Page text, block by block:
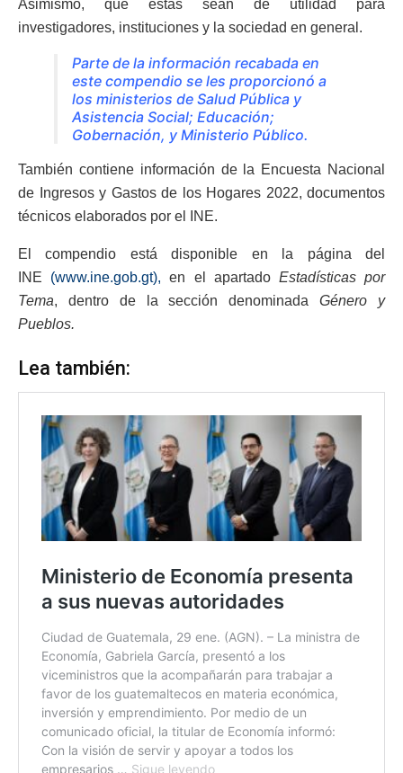
Asimismo, que estas sean de utilidad para
investigadores, instituciones y la sociedad en general.
Parte de la información recabada en
este compendio se les proporcionó a
los ministerios de Salud Pública y
Asistencia Social; Educación;
Gobernación, y Ministerio Público.
También contiene información de la Encuesta Nacional
de Ingresos y Gastos de los Hogares 2022, documentos
técnicos elaborados por el INE.
El compendio está disponible en la página del
INE (www.ine.gob.gt), en el apartado Estadísticas por
Tema, dentro de la sección denominadaGénero y
Pueblos.
Lea también: